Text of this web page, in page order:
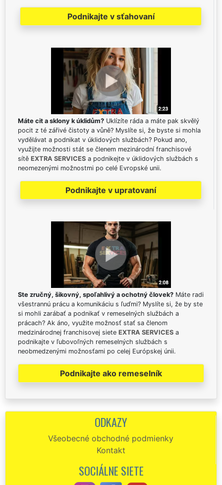
Podnikajte v sťahovaní
Máte cit a sklony k úklidům? Uklízíte ráda a máte pak skvělý
pocit z té zářivé čistoty a vůně? Myslíte si, že byste si mohla
vydělávat a podnikat v úklidových službách? Pokud ano,
využijte možnosti stát se členem mezinárodní franchisové
sítě EXTRA SERVICES a podnikejte v úklidových službách s
neomezenými možnostmi po celé Evropské unii.
Podnikajte v upratovaní
Ste zručný, šikovný, spoľahlivý a ochotný človek? Máte radi
všestrannú prácu a komunikáciu s ľuďmi? Myslíte si, že by ste
si mohli zarábať a podnikať v remeselných službách a
prácach? Ak áno, využite možnosť stať sa členom
medzinárodnej franchisovej siete EXTRA SERVICES a
podnikajte v ľubovoľných remeselných službách s
neobmedzenými možnosťami po celej Európskej únii.
Podnikajte ako remeselník
ODKAZY
Všeobecné obchodné podmienky
Kontakt
SOCIÁLNE SIETE